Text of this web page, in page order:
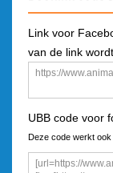
Link voor
van de link
UBB code voor
Deze code werkt ook
een plaatje